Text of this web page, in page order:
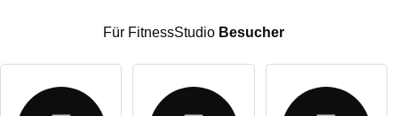
Für FitnessStudio Besucher